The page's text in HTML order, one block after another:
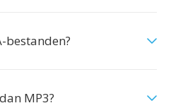
bestanden?
MP3?